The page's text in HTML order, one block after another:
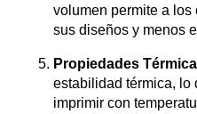
volumen permite a los
sus diseños y menos
Propiedades
estabilidad térmica, lo
imprimir con